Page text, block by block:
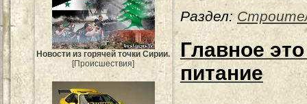
Новости из горячей точки Сирии.
[Происшествия]
Раздел:
Главное
питание